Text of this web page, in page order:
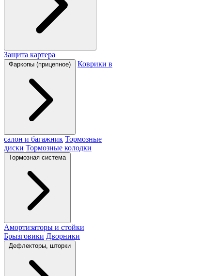
Защита картера
Фаркопы (прицепное) Коврики в
салон и багажник Тормозные
диски Тормозные колодки
Тормозная система
Амортизаторы и стойки
Брызговики Дворники
Дефлекторы, шторки